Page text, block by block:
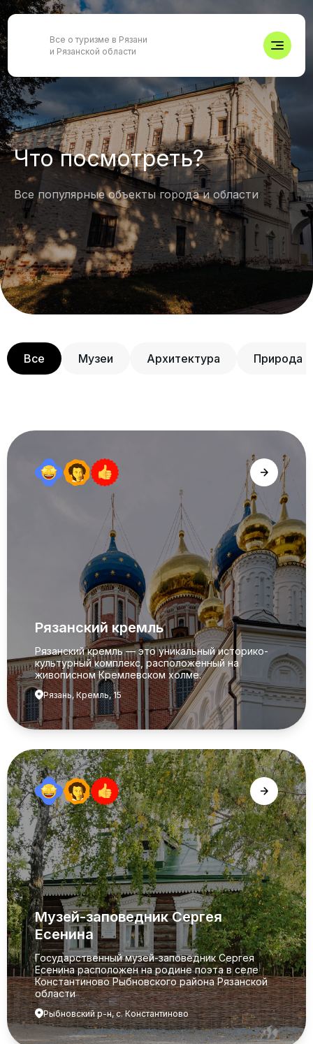
Все о туризме в Рязани
и Рязанской области
Что посмотреть?
Все популярные объекты города и области
Все Музеи Архитектура Природа
Рязанский кремль
Рязанский кремль — это уникальный историко-
культурный комплекс, расположенный на
живописном Кремлевском холме.
Рязань, Кремль, 15
Музей-заповедник Сергея
Есенина
Государственный музей-заповедник Сергея
Есенина расположен на родине поэта в селе
Константиново Рыбновского района Рязанской
области
Рыбновский р-н, с. Константиново